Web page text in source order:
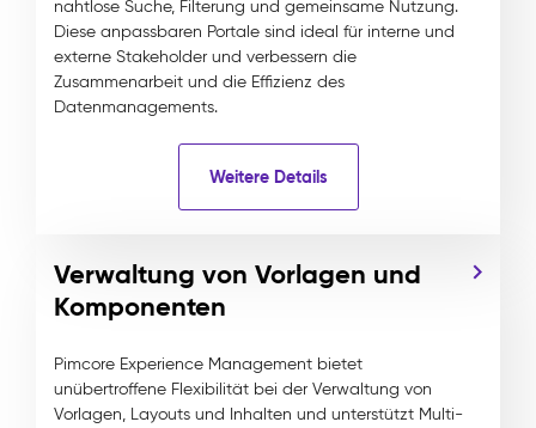
nahtlose Suche, Filterung und gemeinsame Nutzung.
Diese anpassbaren Portale sind ideal für interne und
externe Stakeholder und verbessern die
Zusammenarbeit und die Effizienz des
Datenmanagements.
Weitere Details
Verwaltung von Vorlagen und
Komponenten
Pimcore Experience Management bietet
unübertroffene Flexibilität bei der Verwaltung von
Vorlagen, Layouts und Inhalten und unterstützt Multi-